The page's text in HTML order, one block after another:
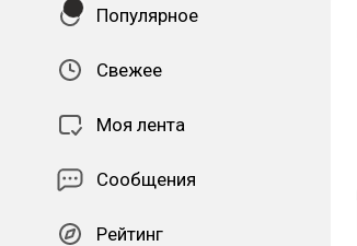
Популярное
Свежее
Моя лента
Сообщения
Рейтинг